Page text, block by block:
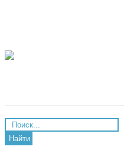
Найти